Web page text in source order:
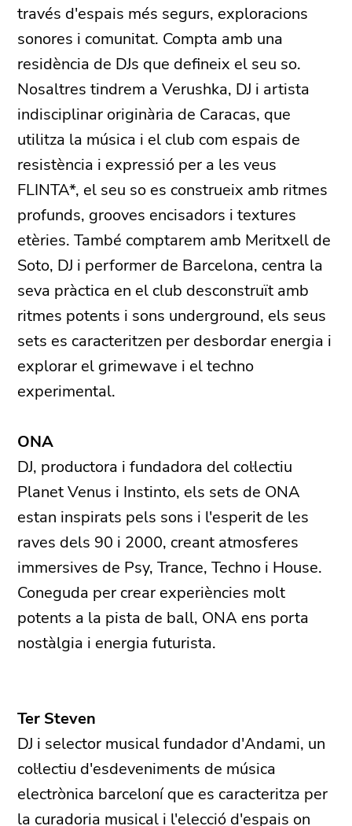
través d'espais més segurs, exploracions
sonores i comunitat. Compta amb una
residència de DJs que defineix el seu so.
Nosaltres tindrem a Verushka, DJ i artista
indisciplinar originària de Caracas, que
utilitza la música i el club com espais de
resistència i expressió per a les veus
FLINTA*, el seu so es construeix amb ritmes
profunds, grooves encisadors i textures
etèries. També comptarem amb Meritxell de
Soto, DJ i performer de Barcelona, centra la
seva pràctica en el club desconstruït amb
ritmes potents i sons underground, els seus
sets es caracteritzen per desbordar energia i
explorar el grimewave i el techno
experimental.
ONA
DJ, productora i fundadora del col·lectiu
Planet Venus i Instinto, els sets de ONA
estan inspirats pels sons i l'esperit de les
raves dels 90 i 2000, creant atmosferes
immersives de Psy, Trance, Techno i House.
Coneguda per crear experiències molt
potents a la pista de ball, ONA ens porta
nostàlgia i energia futurista.
Ter Steven
DJ i selector musical fundador d'Andami, un
col·lectiu d'esdeveniments de música
electrònica barceloní que es caracteritza per
la curadoria musical i l'elecció d'espais on